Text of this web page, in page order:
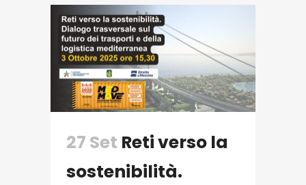
27 Set Reti verso la
sostenibilità.